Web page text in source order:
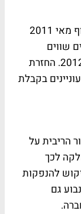
מדובר באג"ח אשר תתחיל לשלם ריבית בסוף מאי 2011
שווים
(5.55%) במאי ובנובמבר בין השנים 2012-2020. החזרת
בקבלת
כמו-גם שיעור הריבית על
לכך
להנפקות
גם